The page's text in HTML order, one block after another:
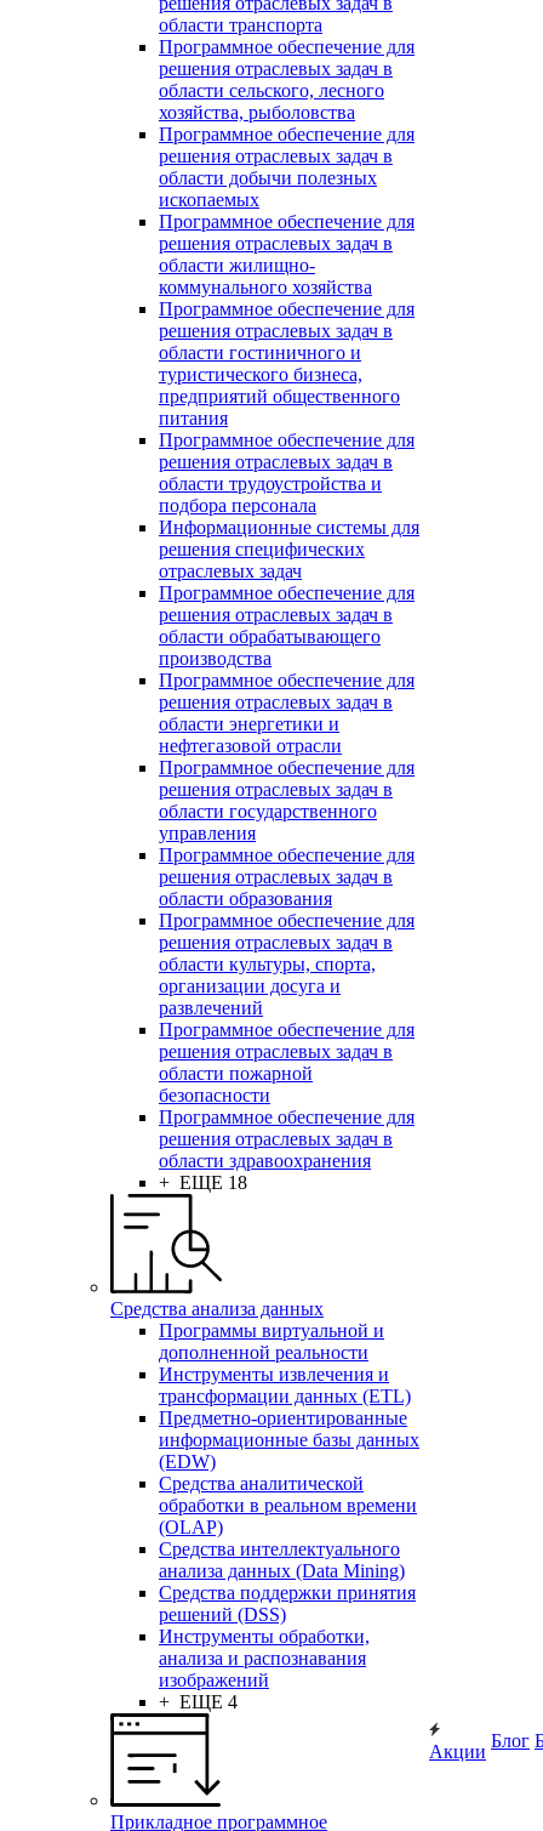
области транспорта
Программное обеспечение для
решения отраслевых задач в
области сельского, лесного
хозяйства, рыболовства
Программное обеспечение для
решения отраслевых задач в
области добычи полезных
ископаемых
Программное обеспечение для
решения отраслевых задач в
области жилищно-
коммунального хозяйства
Программное обеспечение для
решения отраслевых задач в
области гостиничного и
туристического бизнеса,
предприятий общественного
питания
Программное обеспечение для
решения отраслевых задач в
области трудоустройства и
подбора персонала
Информационные системы для
решения специфических
отраслевых задач
Программное обеспечение для
решения отраслевых задач в
области обрабатывающего
производства
Программное обеспечение для
решения отраслевых задач в
области энергетики и
нефтегазовой отрасли
Программное обеспечение для
решения отраслевых задач в
области государственного
управления
Программное обеспечение для
решения отраслевых задач в
области образования
Программное обеспечение для
решения отраслевых задач в
области культуры, спорта,
организации досуга и
развлечений
Программное обеспечение для
решения отраслевых задач в
области пожарной
безопасности
Программное обеспечение для
решения отраслевых задач в
области здравоохранения
+ ЕЩЕ 18
Средства анализа данных
Программы виртуальной и
дополненной реальности
Инструменты извлечения и
трансформации данных (ETL)
Предметно-ориентированные
информационные базы данных
(EDW)
Средства аналитической
обработки в реальном времени
(OLAP)
Средства интеллектуального
анализа данных (Data Mining)
Средства поддержки принятия
решений (DSS)
Инструменты обработки,
анализа и распознавания
изображений
+ ЕЩЕ 4
Прикладное программное
Акции
Блог